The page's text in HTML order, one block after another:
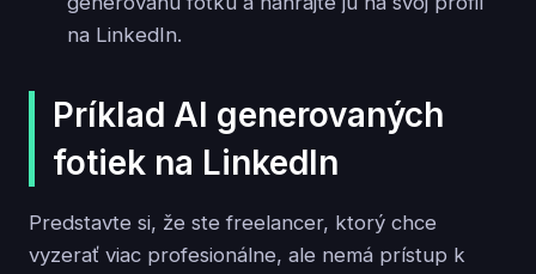
na LinkedIn.
Príklad AI generovaných
fotiek na LinkedIn
Predstavte si, že ste freelancer, ktorý chce
vyzerať viac profesionálne, ale nemá prístup k